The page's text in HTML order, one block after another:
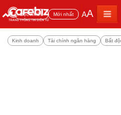
Đọc nhiều Mới nhất AA
Kinh doanh Tài chính ngân hàng Bất